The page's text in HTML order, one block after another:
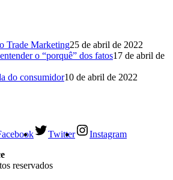
Trade Marketing25 de abril de 2022
o “porquê” dos fatos17 de abril de
do consumidor10 de abril de 2022
Twitter
Instagram
reservados